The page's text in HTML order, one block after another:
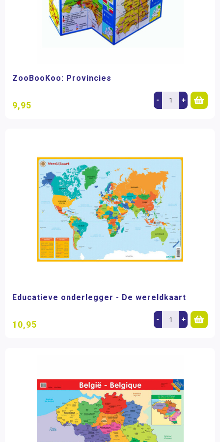
ZooBooKoo: Provincies
9,95 - +
Educatieve onderlegger - De wereldkaart
10,95 - +